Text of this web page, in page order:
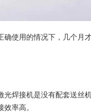
使用的情况下，几个月
焊接机是没有配套送丝
率高。